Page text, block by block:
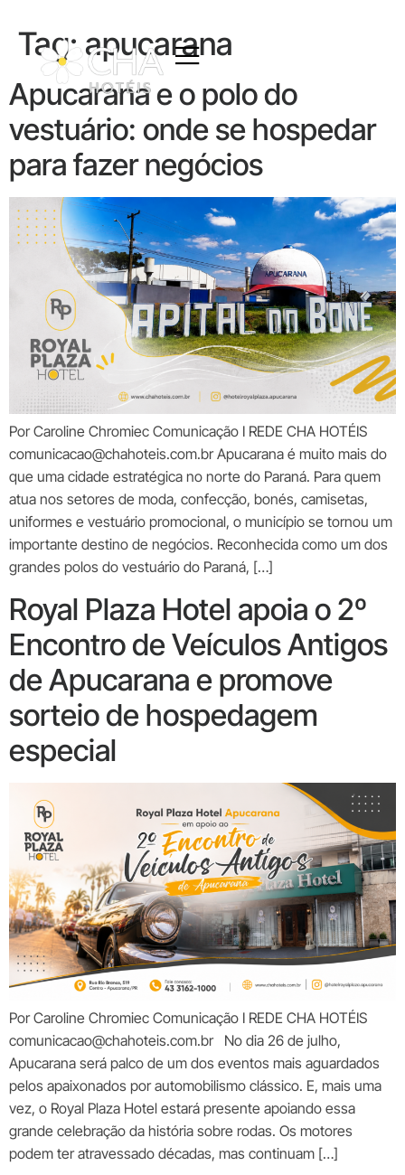
Tag:apucarana
Apucarana e o polo do
vestuário: onde se hospedar
para fazer negócios
Por Caroline Chromiec Comunicação I REDE CHA HOTÉIS
comunicacao@chahoteis.com.br Apucarana é muito mais do
que uma cidade estratégica no norte do Paraná. Para quem
atua nos setores de moda, confecção, bonés, camisetas,
uniformes e vestuário promocional, o município se tornou um
importante destino de negócios. Reconhecida como um dos
grandes polos do vestuário do Paraná, […]
Royal Plaza Hotel apoia o 2º
Encontro de Veículos Antigos
de Apucarana e promove
sorteio de hospedagem
especial
Por Caroline Chromiec Comunicação I REDE CHA HOTÉIS
comunicacao@chahoteis.com.br No dia 26 de julho,
Apucarana será palco de um dos eventos mais aguardados
pelos apaixonados por automobilismo clássico. E, mais uma
vez, o Royal Plaza Hotel estará presente apoiando essa
grande celebração da história sobre rodas. Os motores
podem ter atravessado décadas, mas continuam […]